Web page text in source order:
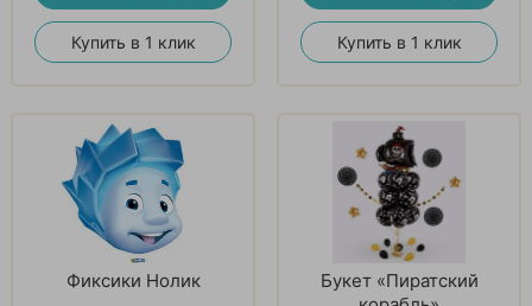
Купить в 1 клик Купить в 1 клик
Фиксики Нолик
Букет «Пиратский